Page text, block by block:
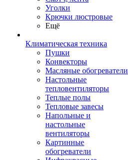
Уголки
Крючки люстровые
Ещё
Климатическая техника
Пушки
Конвекторы
Масляные обогреватели
Настольные
тепловентиляторы
Теплые полы
Тепловые завесы
Напольные и
настольные
вентиляторы
Картинные
обогреватели